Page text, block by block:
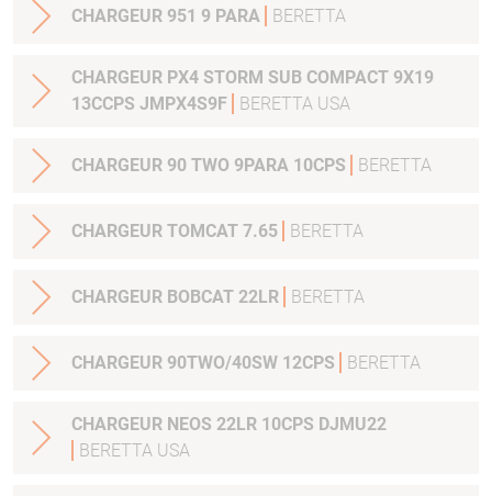
CHARGEUR 951 9 PARA BERETTA
CHARGEUR PX4 STORM SUB COMPACT 9X19
13CCPS JMPX4S9F
BERETTA USA
CHARGEUR 90 TWO 9PARA 10CPS BERETTA
CHARGEUR TOMCAT 7.65 BERETTA
CHARGEUR BOBCAT 22LR BERETTA
CHARGEUR 90TWO/40SW 12CPS BERETTA
CHARGEUR NEOS 22LR 10CPS DJMU22
BERETTA USA